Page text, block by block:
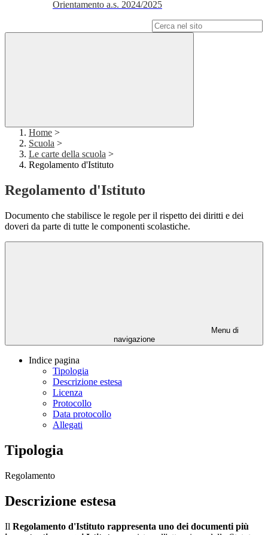
Orientamento a.s. 2024/2025
Home >
Scuola >
Le carte della scuola >
Regolamento d'Istituto
Regolamento d'Istituto
Documento che stabilisce le regole per il rispetto dei diritti e dei
doveri da parte di tutte le componenti scolastiche.
Menu di
navigazione
Indice pagina
Tipologia
Descrizione estesa
Licenza
Protocollo
Data protocollo
Allegati
Tipologia
Regolamento
Descrizione estesa
Il Regolamento d'Istituto rappresenta uno dei documenti più